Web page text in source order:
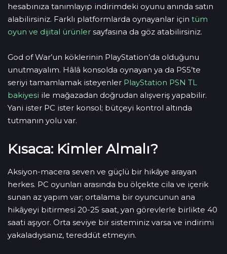
hesabınıza tanımlayıp indirimdeki oyunu anında satın
alabilirsiniz. Farklı platformlarda oynayanlar için tüm
oyun ve dijital ürünler sayfasına da göz atabilirsiniz.
God of War’un köklerinin PlayStation’da olduğunu
unutmayalım. Hâlâ konsolda oynayan ya da PS5’te
seriyi tamamlamak isteyenler PlayStation PSN TL
bakiyesi ile mağazadan doğrudan alışveriş yapabilir.
Yani ister PC ister konsol; bütçeyi kontrol altında
tutmanın yolu var.
Kısaca: Kimler Almalı?
Aksiyon-macera seven ve güçlü bir hikâye arayan
herkes. PC oyunları arasında bu ölçekte cila ve içerik
sunan az yapım var; ortalama bir oyuncunun ana
hikâyeyi bitirmesi 20-25 saat, yan görevlerle birlikte 40
saati aşıyor. Orta seviye bir sisteminiz varsa ve indirimi
yakaladıysanız, tereddüt etmeyin.